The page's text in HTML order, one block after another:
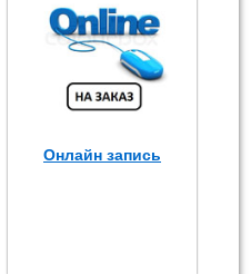
Онлайн запись